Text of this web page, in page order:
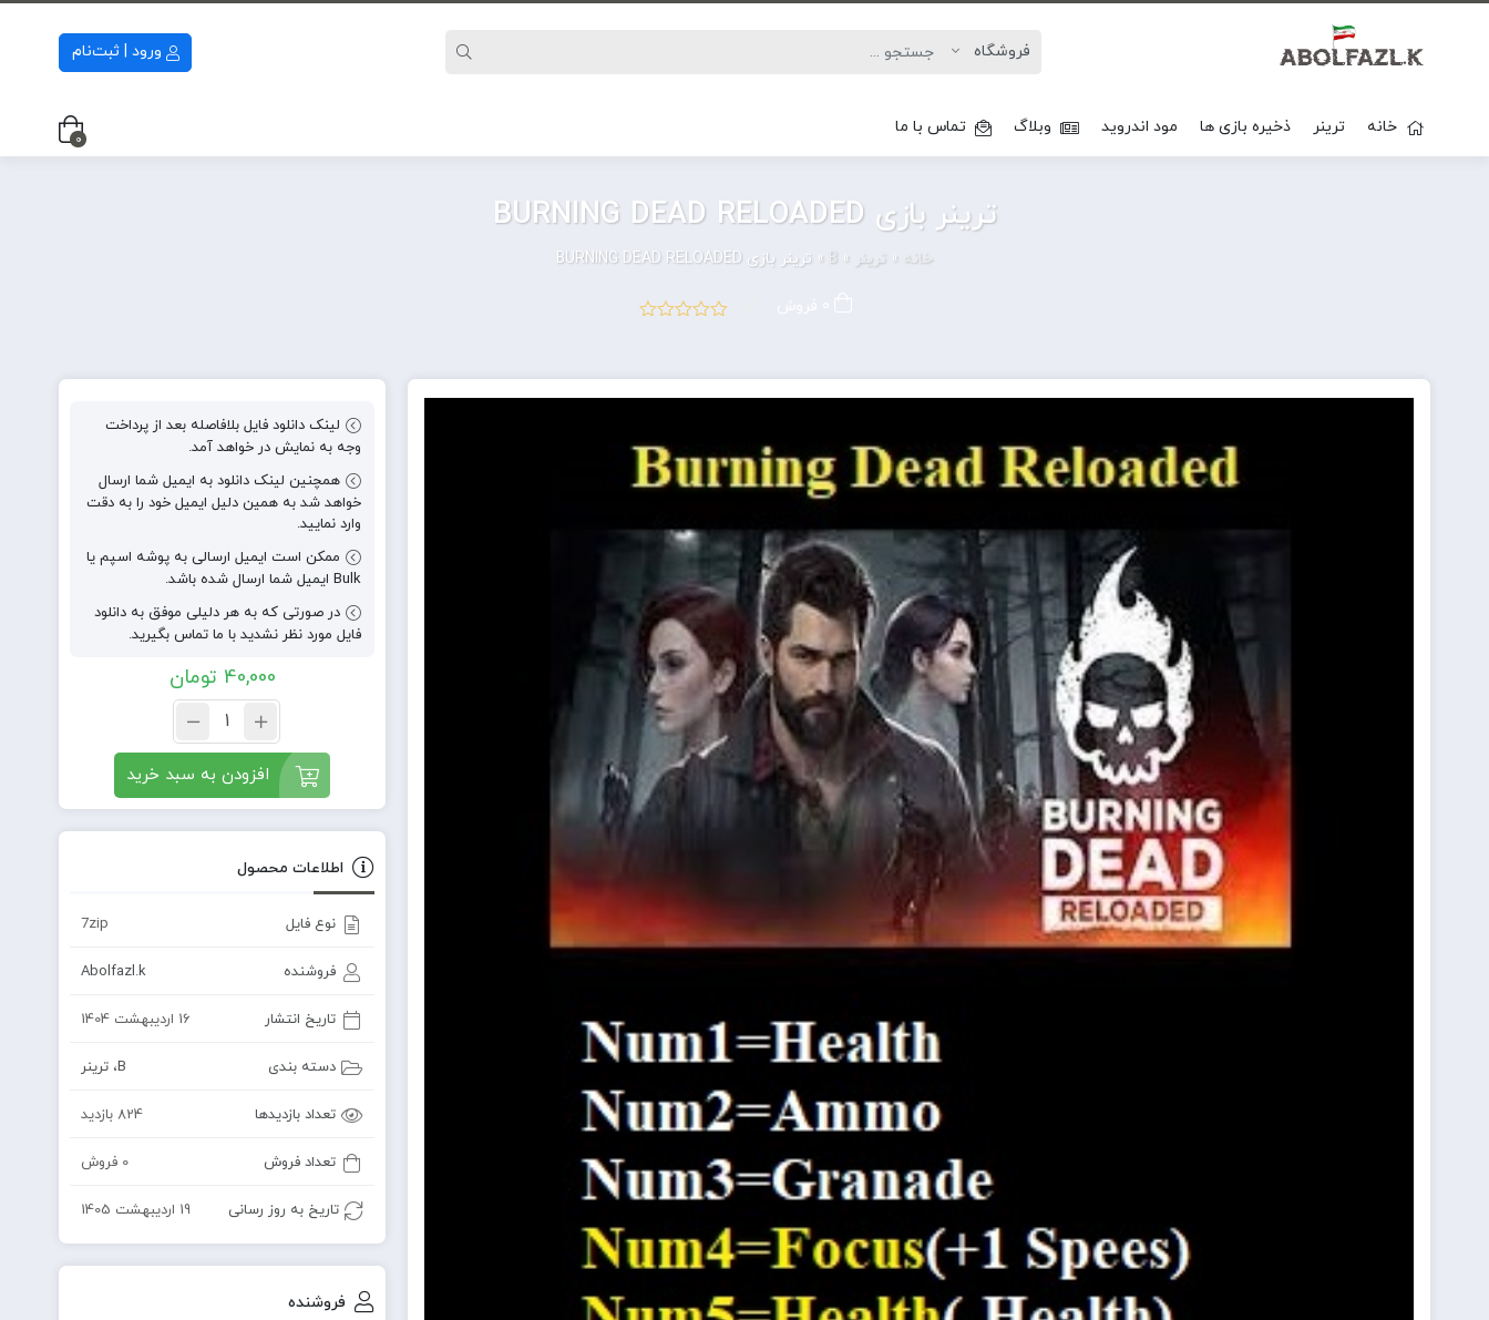
ورود | ثبت‌نام
خانه ترینر ذخیره بازی ها مود اندروید وبلاگ تماس با ما
0
ترینر بازی BURNING DEAD RELOADED
خانه » ترینر »
B
» ترینر بازی BURNING DEAD RELOADED
لینک دانلود فایل بلافاصله بعد از پرداخت
وجه به نمایش در خواهد آمد.
همچنین لینک دانلود به ایمیل شما ارسال
خواهد شد به همین دلیل ایمیل خود را به دقت
وارد نمایید.
ممکن است ایمیل ارسالی به پوشه اسپم یا
Bulk ایمیل شما ارسال شده باشد.
در صورتی که به هر دلیلی موفق به دانلود
فایل مورد نظر نشدید با ما تماس بگیرید.
40,000 تومان
افزودن به سبد خرید
اطلاعات محصول
نوع فایل 7zip
فروشنده Abolfazl.k
تاریخ انتشار 16 اردیبهشت 1404
دسته بندی B، ترینر
تعداد بازدیدها 824 بازدید
تعداد فروش 0 فروش
تاریخ به روز رسانی 19 اردیبهشت 1405
فروشنده